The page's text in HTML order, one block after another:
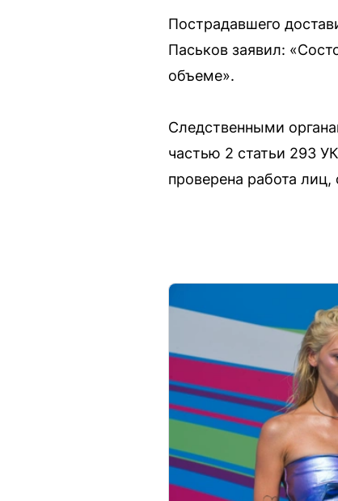
Пострадавшего
Паськов заявил:
объеме».
Следственными
частью 2 статьи 293
проверена работа лиц,